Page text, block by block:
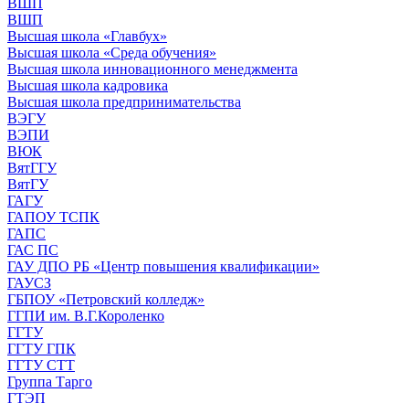
ВШП
Высшая школа «Главбух»
Высшая школа «Среда обучения»
Высшая школа инновационного менеджмента
Высшая школа кадровика
Высшая школа предпринимательства
ВЭГУ
ВЭПИ
ВЮК
ВятГГУ
ВятГУ
ГАГУ
ГАПОУ ТСПК
ГАПС
ГАС ПС
ГАУ ДПО РБ «Центр повышения квалификации»
ГАУСЗ
ГБПОУ «Петровский колледж»
ГГПИ им. В.Г.Короленко
ГГТУ
ГГТУ ГПК
ГГТУ СТТ
Группа Тарго
ГТЭП